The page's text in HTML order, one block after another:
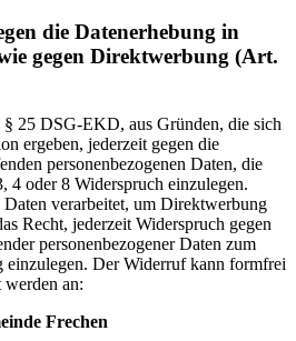
die Datenerhebung in
gegen Direktwerbung (Art.
§ 25 DSG-EKD, aus Gründen, die sich
ergeben, jederzeit gegen die
personenbezogenen Daten, die
oder 8 Widerspruch einzulegen.
Daten verarbeitet, um Direktwerbung
Recht, jederzeit Widerspruch gegen
personenbezogener Daten zum
einzulegen. Der Widerruf kann formfrei
an:
Frechen